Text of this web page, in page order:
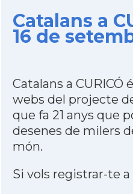
Catalans a
16 de
Catalans a CURICÓ
webs del projecte
que fa 21 anys que
desenes de milers
món.
Si vols registrar-te a